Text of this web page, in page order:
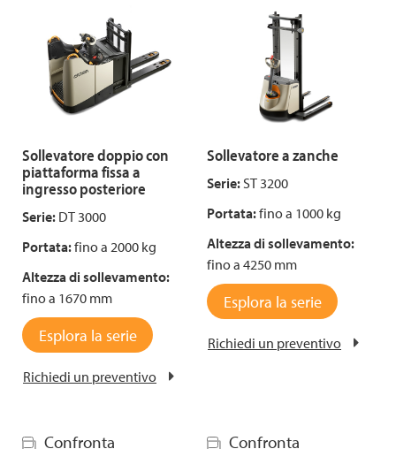
Sollevatore doppio con
piattaforma fissa a
ingresso posteriore
Serie: DT 3000
Portata:fino a 2000 kg
Altezza di sollevamento:
fino a 1670 mm
Esplora la serie
Richiedi un preventivo
Sollevatore a zanche
Serie:ST 3200
Portata:fino a 1000 kg
Altezza di sollevamento:
fino a 4250 mm
Esplora la serie
Richiedi un preventivo
Confronta Confronta